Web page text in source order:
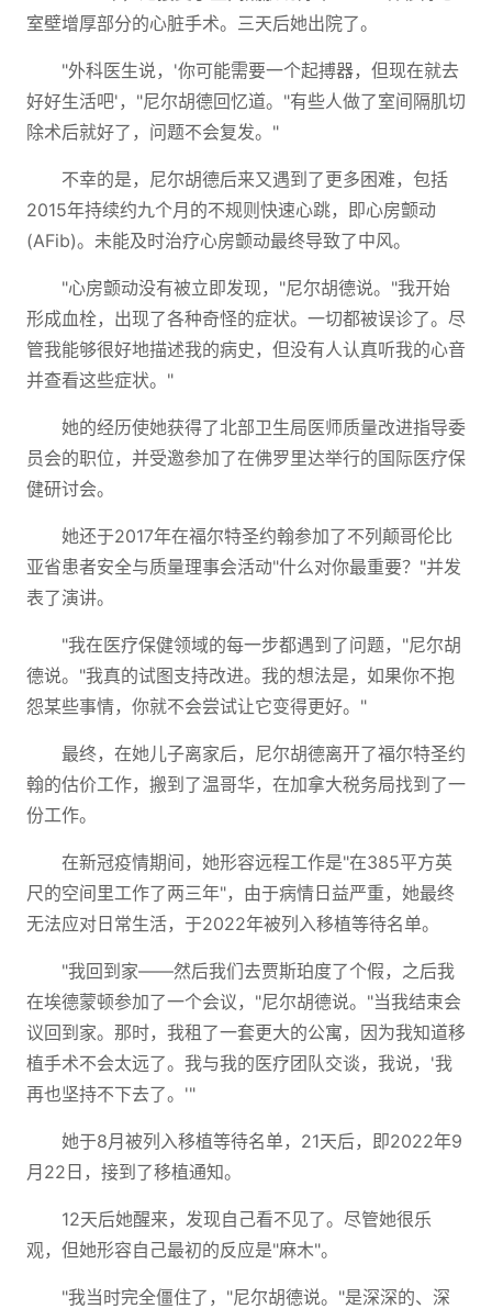
室壁增厚部分的心脏手术。三天后她出院了。
"外科医生说，'你可能需要一个起搏器，但现在就去
好好生活吧'，"尼尔胡德回忆道。"有些人做了室间隔肌切
除术后就好了，问题不会复发。"
不幸的是，尼尔胡德后来又遇到了更多困难，包括
2015年持续约九个月的不规则快速心跳，即心房颤动
(AFib)。未能及时治疗心房颤动最终导致了中风。
"心房颤动没有被立即发现，"尼尔胡德说。"我开始
形成血栓，出现了各种奇怪的症状。一切都被误诊了。尽
管我能够很好地描述我的病史，但没有人认真听我的心音
并查看这些症状。"
她的经历使她获得了北部卫生局医师质量改进指导委
员会的职位，并受邀参加了在佛罗里达举行的国际医疗保
健研讨会。
她还于2017年在福尔特圣约翰参加了不列颠哥伦比
亚省患者安全与质量理事会活动"什么对你最重要？"并发
表了演讲。
"我在医疗保健领域的每一步都遇到了问题，"尼尔胡
德说。"我真的试图支持改进。我的想法是，如果你不抱
怨某些事情，你就不会尝试让它变得更好。"
最终，在她儿子离家后，尼尔胡德离开了福尔特圣约
翰的估价工作，搬到了温哥华，在加拿大税务局找到了一
份工作。
在新冠疫情期间，她形容远程工作是"在385平方英
尺的空间里工作了两三年"，由于病情日益严重，她最终
无法应对日常生活，于2022年被列入移植等待名单。
"我回到家——然后我们去贾斯珀度了个假，之后我
在埃德蒙顿参加了一个会议，"尼尔胡德说。"当我结束会
议回到家。那时，我租了一套更大的公寓，因为我知道移
植手术不会太远了。我与我的医疗团队交谈，我说，'我
再也坚持不下去了。'"
她于8月被列入移植等待名单，21天后，即2022年9
月22日，接到了移植通知。
12天后她醒来，发现自己看不见了。尽管她很乐
观，但她形容自己最初的反应是"麻木"。
"我当时完全僵住了，"尼尔胡德说。"是深深的、深